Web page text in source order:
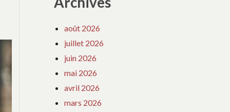
août 2026
juillet 2026
juin 2026
mai 2026
avril 2026
mars 2026